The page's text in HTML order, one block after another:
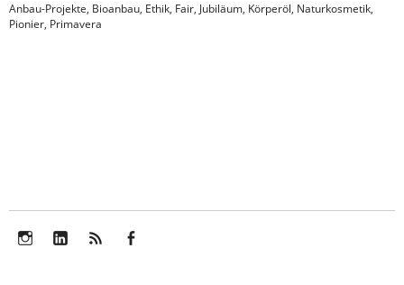
Anbau-Projekte, Bioanbau, Ethik, Fair, Jubiläum, Körperöl, Naturkosmetik,
Pionier, Primavera